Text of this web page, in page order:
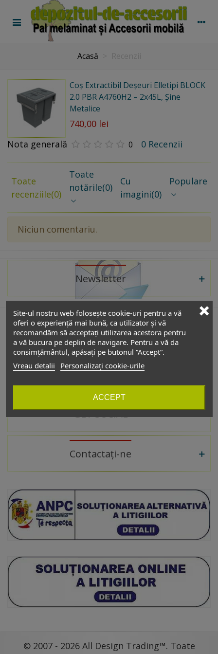
Acasă
Coș Extractibil Deșeuri Elletipi BLOCK
2.0 PBR A4760H2 – 2x45L, Șine
Metalice
740,00 lei
Nota generală
0 0 Recenzii
Toate
recenziile(0)
Toate
notările(0)
Cu
imagini(0)
Populare
Niciun comentariu.
Site-ul nostru web folosește cookie-uri pentru a vă
oferi o experiență mai bună, ca utilizator și vă
recomandăm să acceptați utilizarea acestora pentru
a vă bucura pe deplin de navigare. Pentru a vă da
consimțământul, apăsați pe butonul ”Accept”.
Vreau detalii
Personalizați cookie-urile
ACCEPT
Newsletter
De interes
Catalog
GET SOCIAL
Contactați-ne
© 2007 - 2026 All Design Trading™. Toate